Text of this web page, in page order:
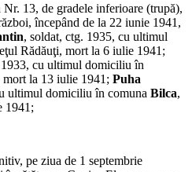
13, de gradele inferioare (trupă),
începând de la 22 iunie 1941,
, soldat, ctg. 1935, cu ultimul
Rădăuţi, mort la 6 iulie 1941;
cu ultimul domiciliu în
la 13 iulie 1941; Puha
ultimul domiciliu în comuna Bilca,
1941;
pe ziua de 1 septembrie